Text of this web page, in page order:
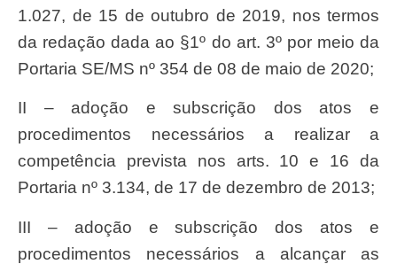
1.027, de 15 de outubro de 2019, nos termos
da redação dada ao §1º do art. 3º por meio da
Portaria SE/MS nº 354 de 08 de maio de 2020;
II – adoção e subscrição dos atos e
procedimentos necessários a realizar a
competência prevista nos arts. 10 e 16 da
Portaria nº 3.134, de 17 de dezembro de 2013;
III – adoção e subscrição dos atos e
procedimentos necessários a alcançar as